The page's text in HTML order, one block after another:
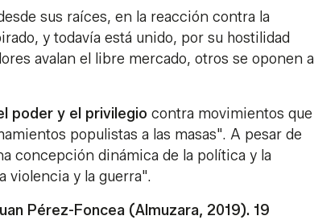
sus raíces, en la reacción contra la
y todavía está unido, por su hostilidad
avalan el libre mercado, otros se oponen a
poder y el privilegio contra movimientos que
populistas a las masas". A pesar de
concepción dinámica de la política y la
violencia y la guerra".
Pérez-Foncea (Almuzara, 2019). 19